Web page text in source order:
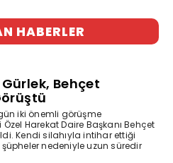
HABERLER
Behçet
iki önemli görüşme
Harekat Daire Başkanı Behçet
Kendi silahıyla intihar ettiği
nedeniyle uzun süredir